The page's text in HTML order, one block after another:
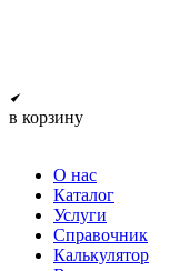
в корзину
О нас
Каталог
Услуги
Справочник
Калькулятор